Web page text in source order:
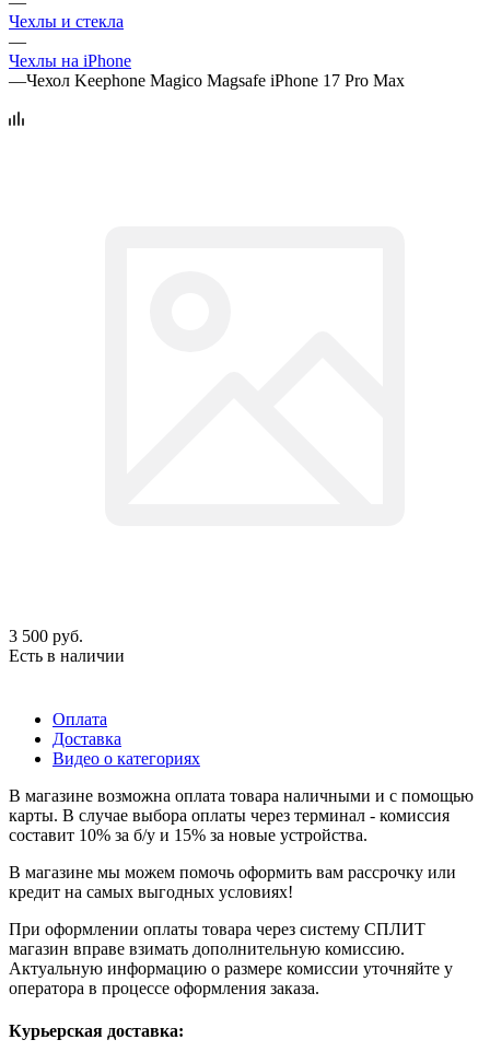
Чехлы и стекла
—
Чехлы на iPhone
—Чехол Keephone Magico Magsafe iPhone 17 Pro Max
3 500 руб.
Есть в наличии
Оплата
Доставка
Видео о категориях
В магазине возможна оплата товара наличными и с помощью
карты. В случае выбора оплаты через терминал - комиссия
составит 10% за б/у и 15% за новые устройства.
В магазине мы можем помочь оформить вам рассрочку или
кредит на самых выгодных условиях!
При оформлении оплаты товара через систему СПЛИТ
магазин вправе взимать дополнительную комиссию.
Актуальную информацию о размере комиссии уточняйте у
оператора в процессе оформления заказа.
Курьерская доставка: